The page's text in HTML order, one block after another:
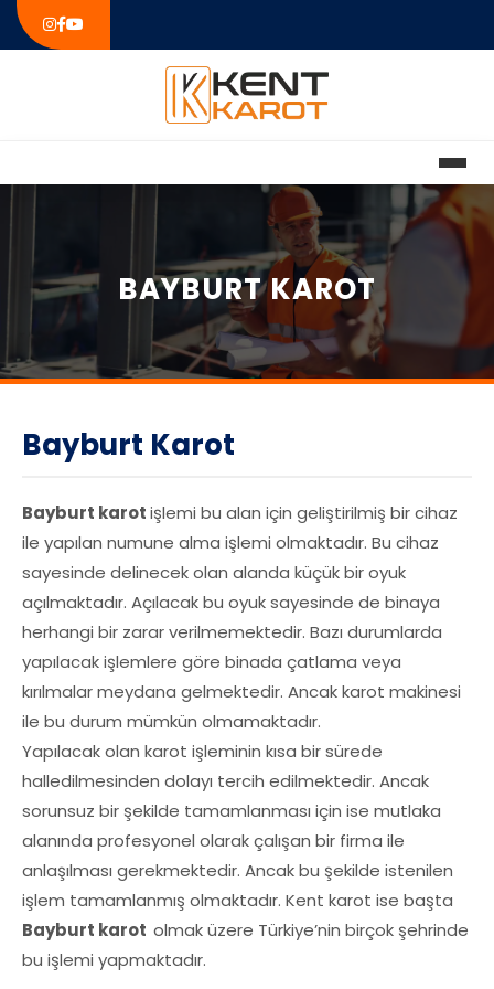
BAYBURT KAROT
Bayburt Karot
Bayburt karotişlemi bu alan için geliştirilmiş bir cihaz
ile yapılan numune alma işlemi olmaktadır. Bu cihaz
sayesinde delinecek olan alanda küçük bir oyuk
açılmaktadır. Açılacak bu oyuk sayesinde de binaya
herhangi bir zarar verilmemektedir. Bazı durumlarda
yapılacak işlemlere göre binada çatlama veya
kırılmalar meydana gelmektedir. Ancak karot makinesi
ile bu durum mümkün olmamaktadır.
Yapılacak olan karot işleminin kısa bir sürede
halledilmesinden dolayı tercih edilmektedir. Ancak
sorunsuz bir şekilde tamamlanması için ise mutlaka
alanında profesyonel olarak çalışan bir firma ile
anlaşılması gerekmektedir. Ancak bu şekilde istenilen
işlem tamamlanmış olmaktadır. Kent karot ise başta
Bayburt karot olmak üzere Türkiye’nin birçok şehrinde
bu işlemi yapmaktadır.